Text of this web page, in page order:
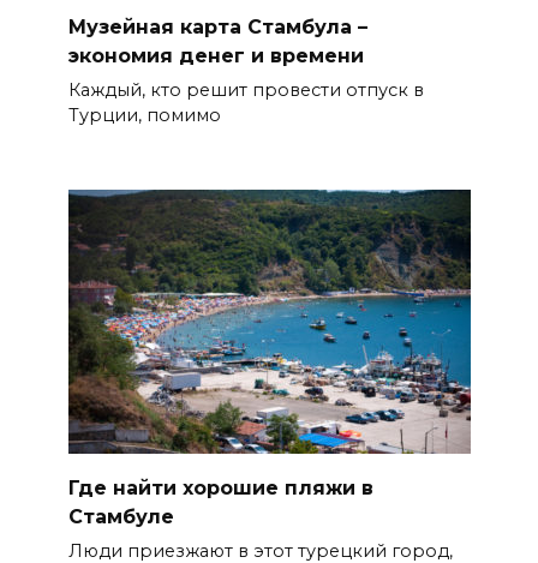
Музейная карта Стамбула –
экономия денег и времени
Каждый, кто решит провести отпуск в
Турции, помимо
Где найти хорошие пляжи в
Стамбуле
Люди приезжают в этот турецкий город,